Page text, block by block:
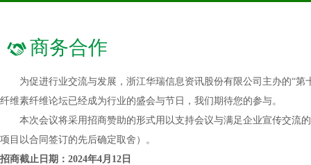
浙江华瑞信息资讯股份有限公司
浙江中国轻纺城集团股份有限公司北市场分公司
中纺棉国际贸易有限公司
中国化学纤维工业协会
商务合作
为促进行业交流与发展，浙江华瑞信息资讯股份有限公司主办的“第
纤维素纤维论坛已经成为行业的盛会与节日，我们期待您的参与。
本次会议将采用招商赞助的形式用以支持会议与满足企业宣传交流的
项目以合同签订的先后确定取舍）。
招商截止日期：2024年4月12日